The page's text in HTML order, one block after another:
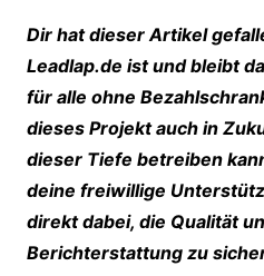
Dir hat dieser Artikel
Leadlap.de ist und bleibt
für alle ohne
dieses Projekt auch in
dieser Tiefe betreiben
deine freiwillige
direkt dabei, die Qualität
Berichterstattung zu